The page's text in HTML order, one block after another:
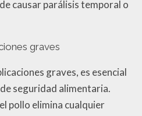
causar parálisis temporal o
graves
graves, es esencial
seguridad alimentaria.
pollo elimina cualquier